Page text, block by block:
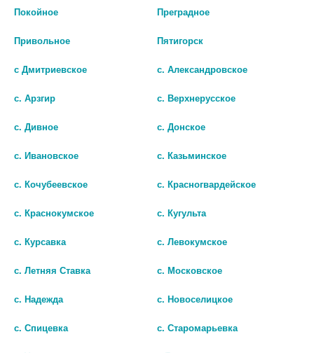
СЫВОРОТКА Д/КОЖИ
[VICHY]
3 230 руб.
ТА УВЛАЖН.+ЛИФТИНГ 2Г. №4
Покойное Преградное
Привольное Пятигорск
с Дмитриевское с. Александровское
с. Арзгир с. Верхнерусское
с. Дивное с. Донское
с. Ивановское с. Казьминское
с. Кочубеевское с. Красногвардейское
с. Краснокумское с. Кугульта
с. Курсавка с. Левокумское
с. Летняя Ставка с. Московское
с. Надежда с. Новоселицкое
с. Спицевка с. Старомарьевка